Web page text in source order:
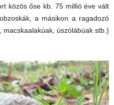
közös őse kb. 75 millió éve vált
a másikon a ragadozó
úszólábúak stb.)